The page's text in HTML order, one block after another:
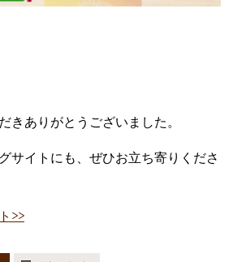
きありがとうございました。
サイトにも、ぜひお立ち寄りくださ
>>